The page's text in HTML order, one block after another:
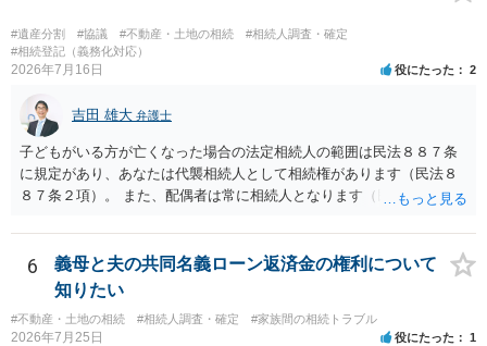
することはできますか。 →分割を拒否するということは、遺産はいら
ないということでしょうか。遺言で、受取を指定されててもいらない
と拒否することはできます。理由を説明する必要はありません。
#遺産分割 #協議 #不動産・土地の相続
#相続人調査・確定
#相続登記（義務化対応）
2026年7月16日 役にたった 2
吉田 雄大 弁護士
子どもがいる方が亡くなった場合の法定相続人の範囲は民法８８７条
に規定があり、あなたは代襲相続人として相続権があります（民法８
８７条２項）。 また、配偶者は常に相続人となります（民法８９０
も相続権があります。つまり、孫５人に加えて「おじ又はおば」にも
相続権がある可能性があります。
6
義母と夫の共同名義ローン返済金の権利について
知りたい
#不動産・土地の相続 #相続人調査・確定 #家族間の相続トラブル
2026年7月25日 役にたった 1